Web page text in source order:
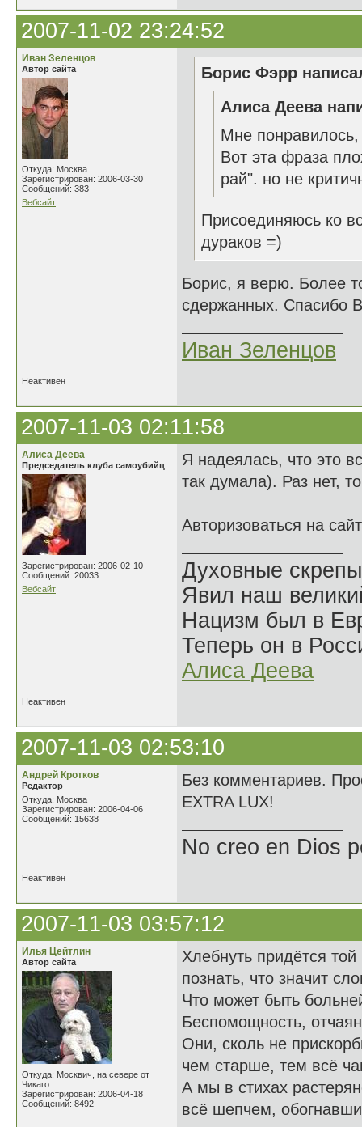
2007-11-02 23:24:52
Иван Зеленцов
Автор сайта
Откуда: Москва
Зарегистрирован: 2006-03-30
Сообщений: 383
Вебсайт
Борис Фэрр
Алиса Деева
Мне
Вот эта фраза
рай". но не
Присоединяюсь ко
дураков =)
Борис, я верю. Более
сдержанных. Спасибо
Иван Зеленцов
Неактивен
2007-11-03 02:11:58
Алиса Деева
Председатель клуба самоубийц
Зарегистрирован: 2006-02-10
Сообщений: 20033
Вебсайт
Я надеялась, что это
так думала). Раз нет,
Авторизоваться на
Духовные
Явил наш
Нацизм был в
Теперь он в
Алиса Деева
Неактивен
2007-11-03 02:53:10
Андрей Кротков
Редактор
Откуда: Москва
Зарегистрирован: 2006-04-06
Сообщений: 15638
Без комментариев.
EXTRA LUX!
No creo en Dios
Неактивен
2007-11-03 03:57:12
Илья Цейтлин
Автор сайта
Откуда: Москвич, на севере от
Чикаго
Зарегистрирован: 2006-04-18
Сообщений: 8492
Хлебнуть придётся
познать, что значит
Что может быть
Беспомощность,
Они, сколь не
чем старше, тем всё
А мы в стихах
всё шепчем,